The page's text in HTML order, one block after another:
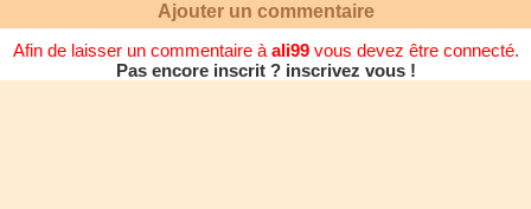
Ajouter un commentaire
Afin de laisser un commentaire à ali99vous devez être connecté.
Pas encore inscrit ? inscrivez vous !